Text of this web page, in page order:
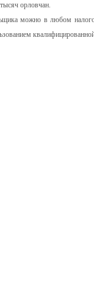
орловчан.
можно в любом